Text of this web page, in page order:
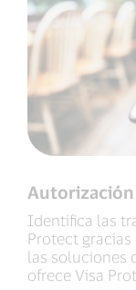
Autorización
Identifica las
Protect
las soluciones
ofrece Visa